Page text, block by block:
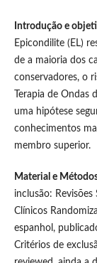
Introdução e
Epicondilite (EL)
de a maioria dos
conservadores, o
Terapia de
uma hipótese
conhecimentos
membro superior.
Material e
inclusão:
Clínicos
espanhol,
Critérios de